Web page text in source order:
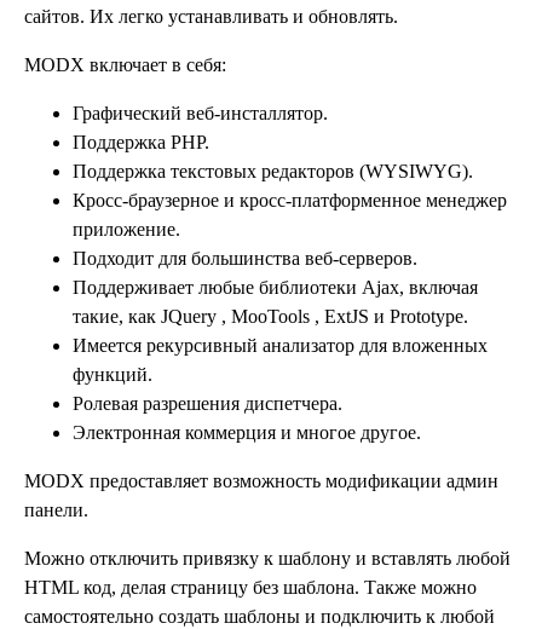
сайтов. Их легко устанавливать и обновлять.
MODX включает в себя:
Графический веб-инсталлятор.
Поддержка PHP.
Поддержка текстовых редакторов (WYSIWYG).
Кросс-браузерное и кросс-платформенное менеджер
приложение.
Подходит для большинства веб-серверов.
Поддерживает любые библиотеки Ajax, включая
такие, как JQuery , MooTools , ExtJS и Prototype.
Имеется рекурсивный анализатор для вложенных
функций.
Ролевая разрешения диспетчера.
Электронная коммерция и многое другое.
MODX предоставляет возможность модификации админ
панели.
Можно отключить привязку к шаблону и вставлять любой
HTML код, делая страницу без шаблона. Также можно
самостоятельно создать шаблоны и подключить к любой